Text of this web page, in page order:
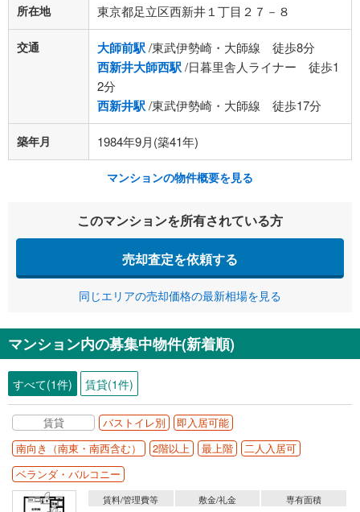
所在地 東京都足立区西新井１丁目２７－８
交通 大師前駅/東武伊勢崎・大師線 徒歩8分
西新井大師西駅/日暮里舎人ライナー 徒歩1
2分
西新井駅/東武伊勢崎・大師線 徒歩17分
築年月 1984年9月(築41年)
マンションの物件概要を見る
このマンションを所有されている方
売却査定を依頼する
同じエリアの売却価格の最新相場を見る
マンション内の募集中物件(新着順)
すべて(1件) 賃貸(1件)
賃貸 バストイレ別
即入居可能
南向き（南東・南西含む）
2階以上 最上階
二人入居可
ベランダ・バルコニー
賃料/管理費等 敷金/礼金 専有面積